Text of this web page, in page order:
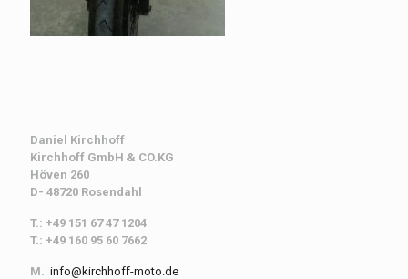
Daniel Kirchhoff
Kirchhoff GmbH & CO.KG
Höven 260
D- 48720 Rosendahl
T.: +49 151 67 47 1204
T.: +49 160 95 60 7662
M.: info@kirchhoff-moto.de